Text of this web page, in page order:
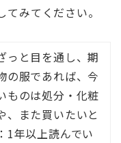
みてください。
っと目を通し、期
の服であれば、今
ものは処分・化粧
、また買いたいと
1年以上読んでい